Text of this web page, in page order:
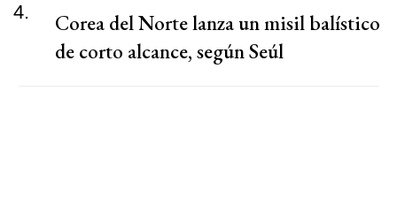
4.
Corea del Norte lanza un misil balístico
de corto alcance, según Seúl